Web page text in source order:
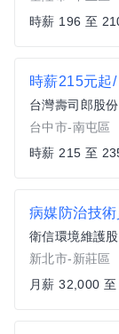
時薪 196 至
台灣壽司郎股
台中市-南屯區
時薪 215 至
病媒防治技
衛信環境維護
新北市-新莊區
月薪 32,000